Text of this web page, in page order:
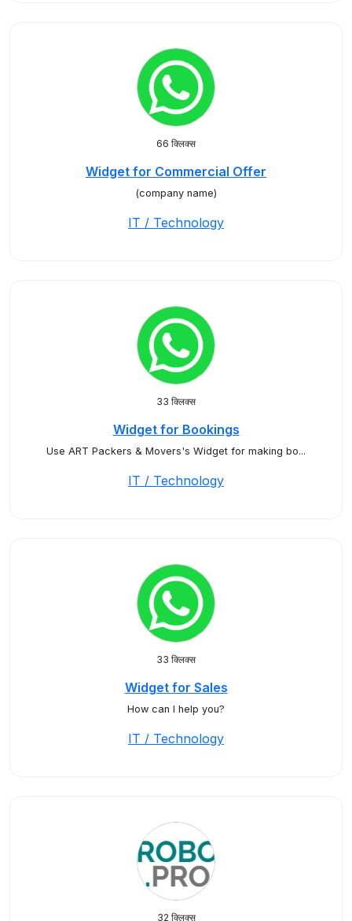
66 क्लिक्स
Widget for Commercial Offer
(company name)
IT / Technology
33 क्लिक्स
Widget for Bookings
Use ART Packers & Movers's Widget for making bo...
IT / Technology
33 क्लिक्स
Widget for Sales
How can I help you?
IT / Technology
32 क्लिक्स